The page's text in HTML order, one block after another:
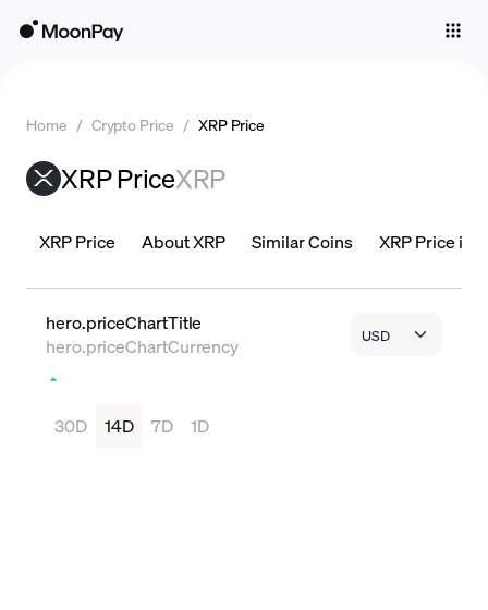
Crypto Prices
Home / Crypto Price / XRP Price
XRP PriceXRP
XRP Price About XRP Similar Coins XRP Price is
hero.priceChartTitle
hero.priceChartCurrency
30D 14D 7D 1D